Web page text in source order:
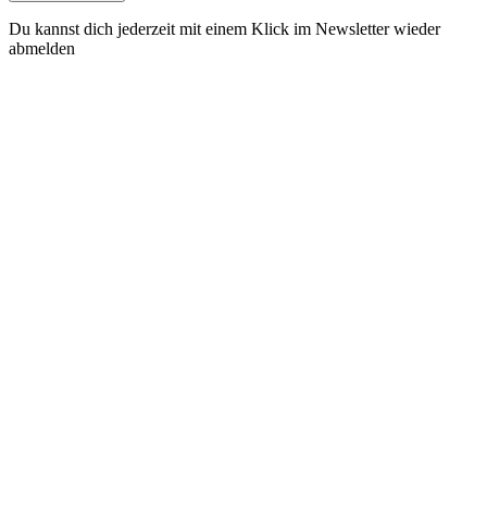
Du kannst dich jederzeit mit einem Klick im Newsletter wieder
abmelden